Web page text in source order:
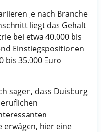
je nach Branche
liegt das Gehalt
bei etwa 40.000 bis
Einstiegspositionen
bis 35.000 Euro
sagen, dass Duisburg
erwägen, hier eine